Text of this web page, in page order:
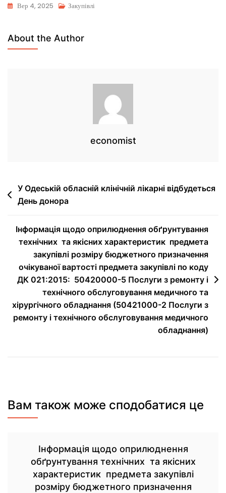
Вер 4, 2025 Закупівлі
About the Author
economist
У Одеській обласній клінічній лікарні відбудеться
День донора
Інформація щодо оприлюднення обґрунтування
технічних та якісних характеристик предмета
закупівлі розміру бюджетного призначення
очікуваної вартості предмета закупівлі по коду
ДК 021:2015: 50420000-5 Послуги з ремонту і
технічного обслуговування медичного та
хірургічного обладнання (50421000-2 Послуги з
ремонту і технічного обслуговування медичного
обладнання)
Вам також може сподобатися це
Інформація щодо оприлюднення
обґрунтування технічних та якісних
характеристик предмета закупівлі
розміру бюджетного призначення